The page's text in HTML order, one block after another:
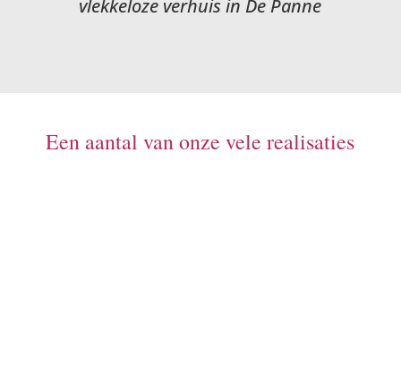
vlekkeloze verhuis in De Panne
Een aantal van onze vele realisaties